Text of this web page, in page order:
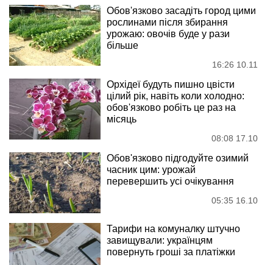
Обов'язково засадіть город цими
рослинами після збирання
урожаю: овочів буде у рази
більше
16:26 10.11
Орхідеї будуть пишно цвісти
цілий рік, навіть коли холодно:
обов'язково робіть це раз на
місяць
08:08 17.10
Обов'язково підгодуйте озимий
часник цим: урожай
перевершить усі очікування
05:35 16.10
Тарифи на комуналку штучно
завищували: українцям
повернуть гроші за платіжки